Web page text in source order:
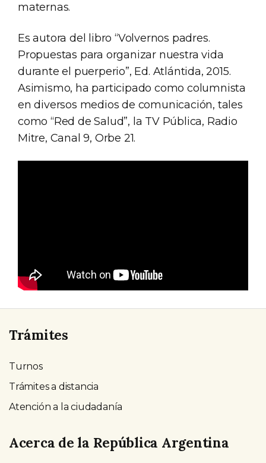
maternas.
Es autora del libro “Volvernos padres.
Propuestas para organizar nuestra vida
durante el puerperio”, Ed. Atlántida, 2015.
Asimismo, ha participado como columnista
en diversos medios de comunicación, tales
como “Red de Salud”, la TV Pública, Radio
Mitre, Canal 9, Orbe 21.
Trámites
Turnos
Trámites a distancia
Atención a la ciudadanía
Acerca de la República Argentina